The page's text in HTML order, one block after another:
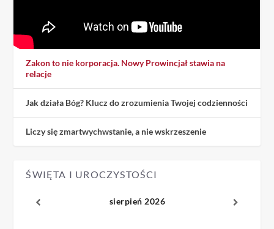
Zakon to nie korporacja. Nowy Prowincjał stawia na
relacje
Jak działa Bóg? Klucz do zrozumienia Twojej codzienności
Liczy się zmartwychwstanie, a nie wskrzeszenie
ŚWIĘTA I UROCZYSTOŚCI
sierpień 2026